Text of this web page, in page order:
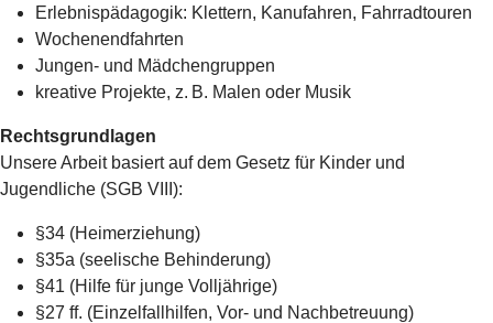
Erlebnispädagogik: Klettern, Kanufahren, Fahrradtouren
Wochenendfahrten
Jungen- und Mädchengruppen
kreative Projekte, z. B. Malen oder Musik
Rechtsgrundlagen
Unsere Arbeit basiert auf dem Gesetz für Kinder und
Jugendliche (SGB VIII):
§34 (Heimerziehung)
§35a (seelische Behinderung)
§41 (Hilfe für junge Volljährige)
§27 ff. (Einzelfallhilfen, Vor- und Nachbetreuung)